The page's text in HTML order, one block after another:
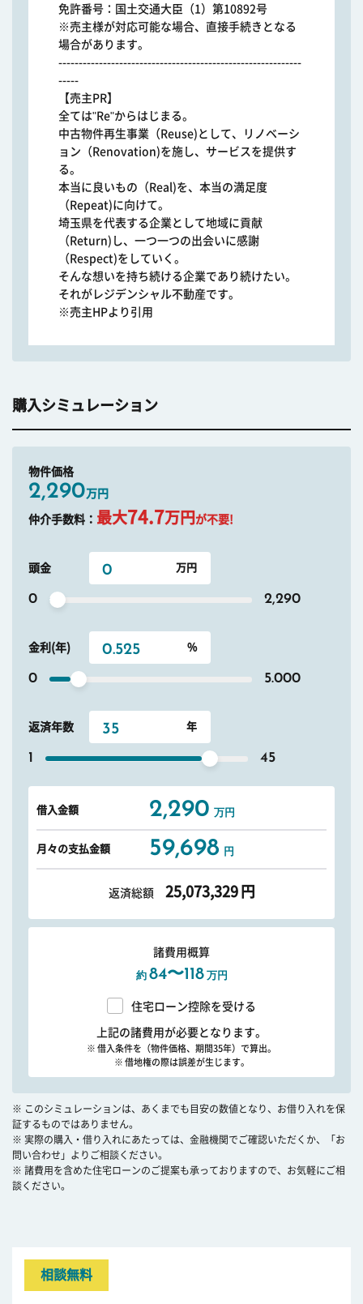
免許番号：国土交通大臣（1）第10892号
※売主様が対応可能な場合、直接手続きとなる
場合があります。
------------------------------------------------------------
-----
【売主PR】
全ては"Re"からはじまる。
中古物件再生事業（Reuse)として、リノベーシ
ョン（Renovation)を施し、サービスを提供す
る。
本当に良いもの（Real)を、本当の満足度
（Repeat)に向けて。
埼玉県を代表する企業として地域に貢献
（Return)し、一つ一つの出会いに感謝
（Respect)をしていく。
そんな想いを持ち続ける企業であり続けたい。
それがレジデンシャル不動産です。
※売主HPより引用
購入シミュレーション
物件価格
2,290万円
仲介手数料： 最大74.7万円 が不要!
頭金
0 2,290
金利(年)
0 5.000
返済年数
1 45
借入金額 2,290 万円
月々の支払金額 59,698 円
返済総額 25,073,329 円
諸費用概算
約 84〜118 万円
住宅ローン控除を受ける
上記の諸費用が必要となります。
※ 借入条件を（物件価格、期間35年）で算出。
※ 借地権の際は誤差が生じます。
※ このシミュレーションは、あくまでも目安の数値となり、お借り入れを保
証するものではありません。
※ 実際の購入・借り入れにあたっては、金融機関でご確認いただくか、「お
問い合わせ」よりご相談ください。
※ 諸費用を含めた住宅ローンのご提案も承っておりますので、お気軽にご相
談ください。
相談無料